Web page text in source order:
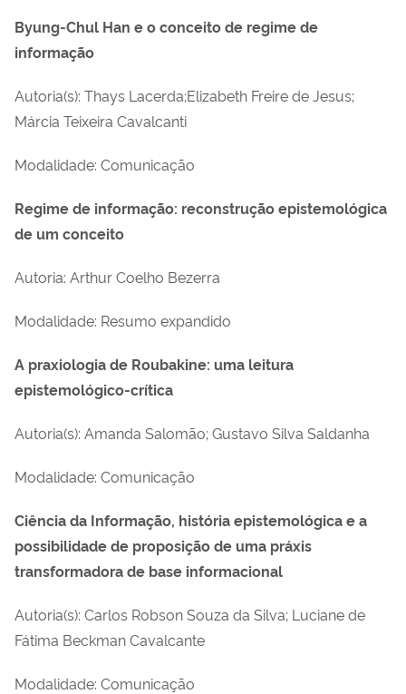
Byung-Chul Han e o conceito de regime de
informação
Autoria(s): Thays Lacerda;Elizabeth Freire de Jesus;
Márcia Teixeira Cavalcanti
Modalidade: Comunicação
Regime de informação: reconstrução epistemológica
de um conceito
Autoria: Arthur Coelho Bezerra
Modalidade: Resumo expandido
A praxiologia de Roubakine: uma leitura
epistemológico-crítica
Autoria(s): Amanda Salomão; Gustavo Silva Saldanha
Modalidade: Comunicação
Ciência da Informação, história epistemológica e a
possibilidade de proposição de uma práxis
transformadora de base informacional
Autoria(s): Carlos Robson Souza da Silva; Luciane de
Fátima Beckman Cavalcante
Modalidade: Comunicação